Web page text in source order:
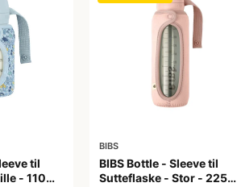
til
- 110ml
BIBS
BIBS Bottle - Sleeve til
Sutteflaske - Stor - 225ml